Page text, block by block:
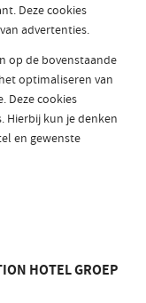
Deze cookies
advertenties.
op de bovenstaande
optimaliseren van
Deze cookies
Hierbij kun je denken
en gewenste
HOTEL GROEP